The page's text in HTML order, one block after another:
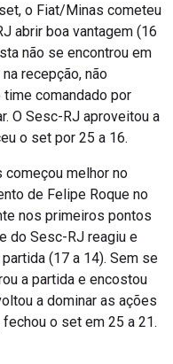
o Fiat/Minas cometeu
abrir boa vantagem (16
não se encontrou em
recepção, não
comandado por
O Sesc-RJ aproveitou a
o set por 25 a 16.
melhor no
de Felipe Roque no
nos primeiros pontos
do Sesc-RJ reagiu e
(17 a 14). Sem se
a partida e encostou
a dominar as ações
o set em 25 a 21.